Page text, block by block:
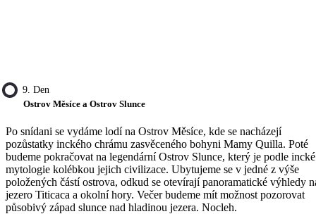
9. Den
Ostrov Měsíce a Ostrov Slunce
Po snídani se vydáme lodí na Ostrov Měsíce, kde se nacházejí
pozůstatky inckého chrámu zasvěceného bohyni Mamy Quilla. Poté
budeme pokračovat na legendární Ostrov Slunce, který je podle incké
mytologie kolébkou jejich civilizace. Ubytujeme se v jedné z výše
položených částí ostrova, odkud se otevírají panoramatické výhledy
jezero Titicaca a okolní hory. Večer budeme mít možnost pozorovat
působivý západ slunce nad hladinou jezera. Nocleh.